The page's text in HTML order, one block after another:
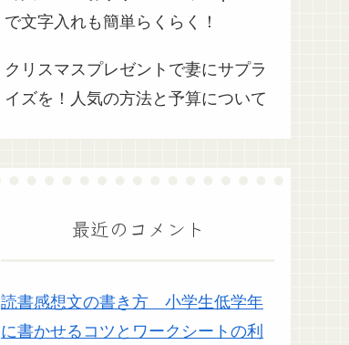
で文字入れも簡単らくらく！
クリスマスプレゼントで妻にサプラ
イズを！人気の方法と予算について
最近のコメント
読書感想文の書き方 小学生低学年
に書かせるコツとワークシートの利